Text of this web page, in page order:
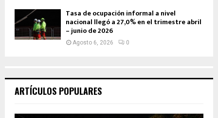
Tasa de ocupación informal a nivel
nacional llegó a 27,0% en el trimestre abril
– junio de 2026
Agosto 6, 2026 0
ARTÍCULOS POPULARES